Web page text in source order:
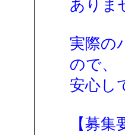
ありま
実際の
ので、
安心し
【募集